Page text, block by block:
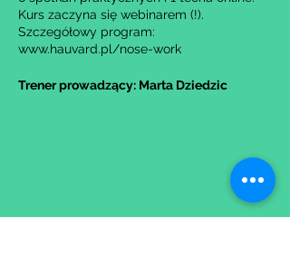
Kurs zaczyna się webinarem (!).
Szczegółowy program:
www.hauvard.pl/nose-work
Trener prowadzący: Marta Dziedzic
Udostępnij to wydarzenie